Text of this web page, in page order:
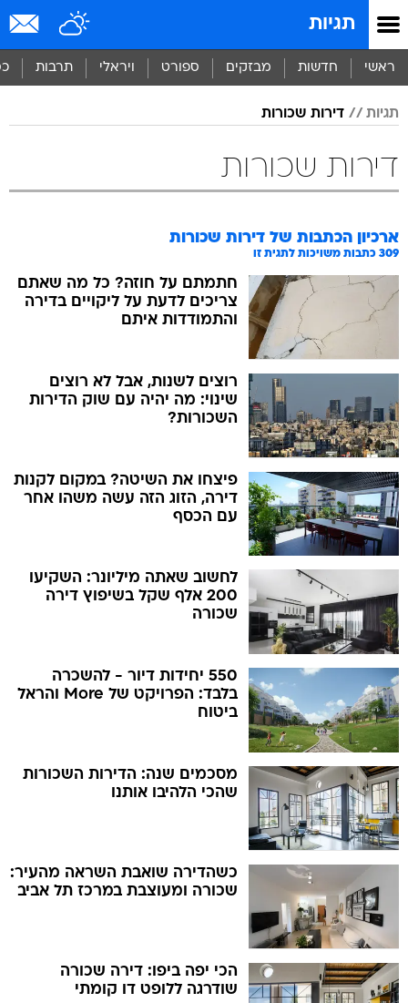
תגיות
ראשי חדשות מבזקים ספורט ויראלי תרבות
תגיות דירות שכורות
דירות שכורות
ארכיון הכתבות של דירות שכורות
309 כתבות משויכות לתגית זו
חתמתם על חוזה? כל מה שאתם
צריכים לדעת על ליקויים בדירה
והתמודדות איתם
רוצים לשנות, אבל לא רוצים
שינוי: מה יהיה עם שוק הדירות
השכורות?
פיצחו את השיטה? במקום לקנות
דירה, הזוג הזה עשה משהו אחר
עם הכסף
לחשוב שאתה מיליונר: השקיעו
200 אלף שקל בשיפוץ דירה
שכורה
550 יחידות דיור - להשכרה
בלבד: הפרויקט של More והראל
ביטוח
מסכמים שנה: הדירות השכורות
שהכי הלהיבו אותנו
כשהדירה שואבת השראה מהעיר:
שכורה ומעוצבת במרכז תל אביב
הכי יפה ביפו: דירה שכורה
שודרגה ללופט דו קומתי